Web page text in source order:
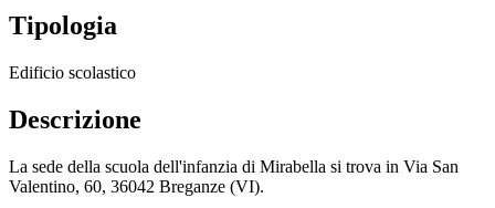
Tipologia
Edificio scolastico
Descrizione
La sede della scuola dell'infanzia di Mirabella si trova in Via San
Valentino, 60, 36042 Breganze (VI).